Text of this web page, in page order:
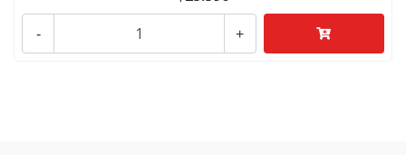
+
-